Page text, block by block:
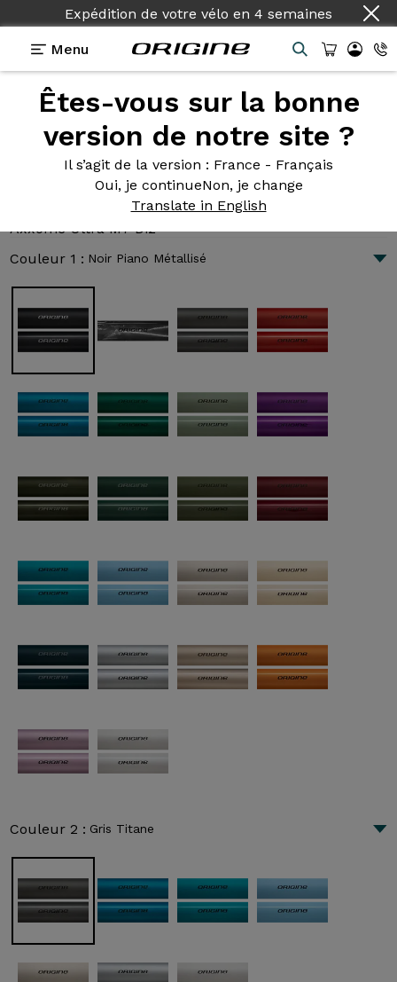
Expédition de votre vélo en 4 semaines
Menu
Êtes-vous sur la bonne
version de notre site ?
Il s’agit de la version : France - Français
Oui, je continueNon, je change
Translate in English
Présentation
Axxome Ultra M7 Di2
Axxome Ultra M7 Di2
Couleur 1 : Noir Piano Métallisé
Couleur 2 : Gris Titane